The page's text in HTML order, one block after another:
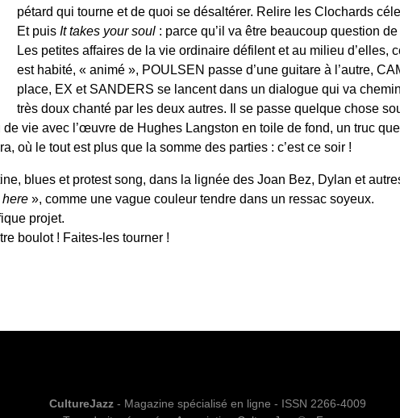
pétard qui tourne et de quoi se désaltérer. Relire les Clochards
Et puis It takes your soul : parce qu’il va être beaucoup question
Les petites affaires de la vie ordinaire défilent et au milieu d’elles,
est habité, « animé », POULSEN passe d’une guitare à l’autre,
place, EX et SANDERS se lancent dans un dialogue qui va
très doux chanté par les deux autres. Il se passe quelque chose
vie avec l’œuvre de Hughes Langston en toile de fond, un truc
où le tout est plus que la somme des parties : c’est ce soir !
blues et protest song, dans la lignée des Joan Bez, Dylan et
here », comme une vague couleur tendre dans un ressac soyeux.
projet.
boulot ! Faites-les tourner !
CultureJazz- Magazine spécialisé en ligne - ISSN 2266-4009